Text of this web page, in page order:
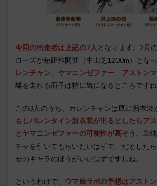
今回の出走者は上記の7人 となります。2月
ローズが短距離開催（中山芝1200m）となっ
レンチャン
ヤマニンゼファー アストン
離を走れる面子は特に気になるところですね
この3人のうち、カレンチャンは既に新衣装
もしバレンタイン新衣装が出るとしたらア
とヤマニンゼファーの可能性が高そう 。単
チャを引いてもらいたいはずで、だとした
せのキャラのほうがいいはずですしね。
というわけで、
ウマ娘ラボの予想はアスト